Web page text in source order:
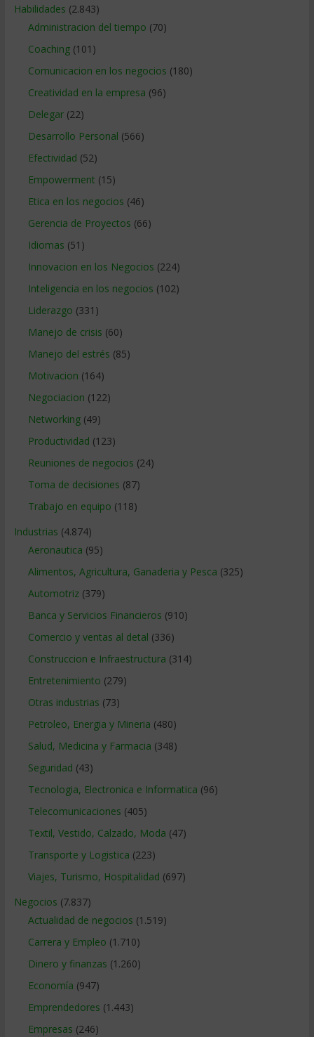
Habilidades (2.843)
Administracion del tiempo (70)
Coaching(101)
Comunicacion en los negocios (180)
Creatividad en la empresa (96)
Delegar(22)
Desarrollo Personal (566)
Efectividad (52)
Empowerment (15)
Etica en los negocios (46)
Gerencia de Proyectos (66)
Idiomas (51)
Innovacion en los Negocios (224)
Inteligencia en los negocios (102)
Liderazgo (331)
Manejo de crisis (60)
Manejo del estrés (85)
Motivacion (164)
Negociacion (122)
Networking(49)
Productividad (123)
Reuniones de negocios (24)
Toma de decisiones (87)
Trabajo en equipo (118)
Industrias (4.874)
Aeronautica (95)
Alimentos, Agricultura, Ganaderia y Pesca (325)
Automotriz(379)
Banca y Servicios Financieros (910)
Comercio y ventas al detal (336)
Construccion e Infraestructura (314)
Entretenimiento (279)
Otras industrias (73)
Petroleo, Energia y Mineria (480)
Salud, Medicina y Farmacia (348)
Seguridad (43)
Tecnologia, Electronica e Informatica (96)
Telecomunicaciones (405)
Textil, Vestido, Calzado, Moda (47)
Transporte y Logistica (223)
Viajes, Turismo, Hospitalidad (697)
Negocios (7.837)
Actualidad de negocios (1.519)
Carrera y Empleo (1.710)
Dinero y finanzas (1.260)
Economía (947)
Emprendedores (1.443)
Empresas (246)